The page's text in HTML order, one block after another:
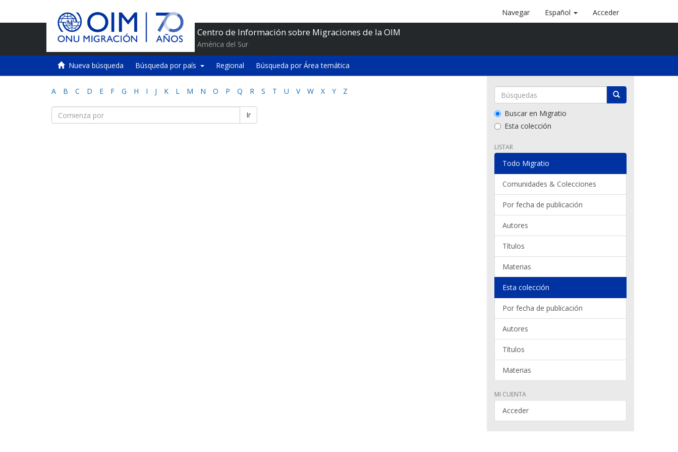
Centro de Información sobre Migraciones de la OIM
América del Sur
Navegar Español Acceder
Nueva búsqueda Búsqueda por país Regional Búsqueda por Área temática
A B C D E F G H I J K L M N O P Q R S T U V W X Y Z
Ir
Buscar en Migratio
Esta colección
LISTAR
Todo Migratio
Comunidades & Colecciones
Por fecha de publicación
Autores
Títulos
Materias
Esta colección
Por fecha de publicación
Autores
Títulos
Materias
MI CUENTA
Acceder